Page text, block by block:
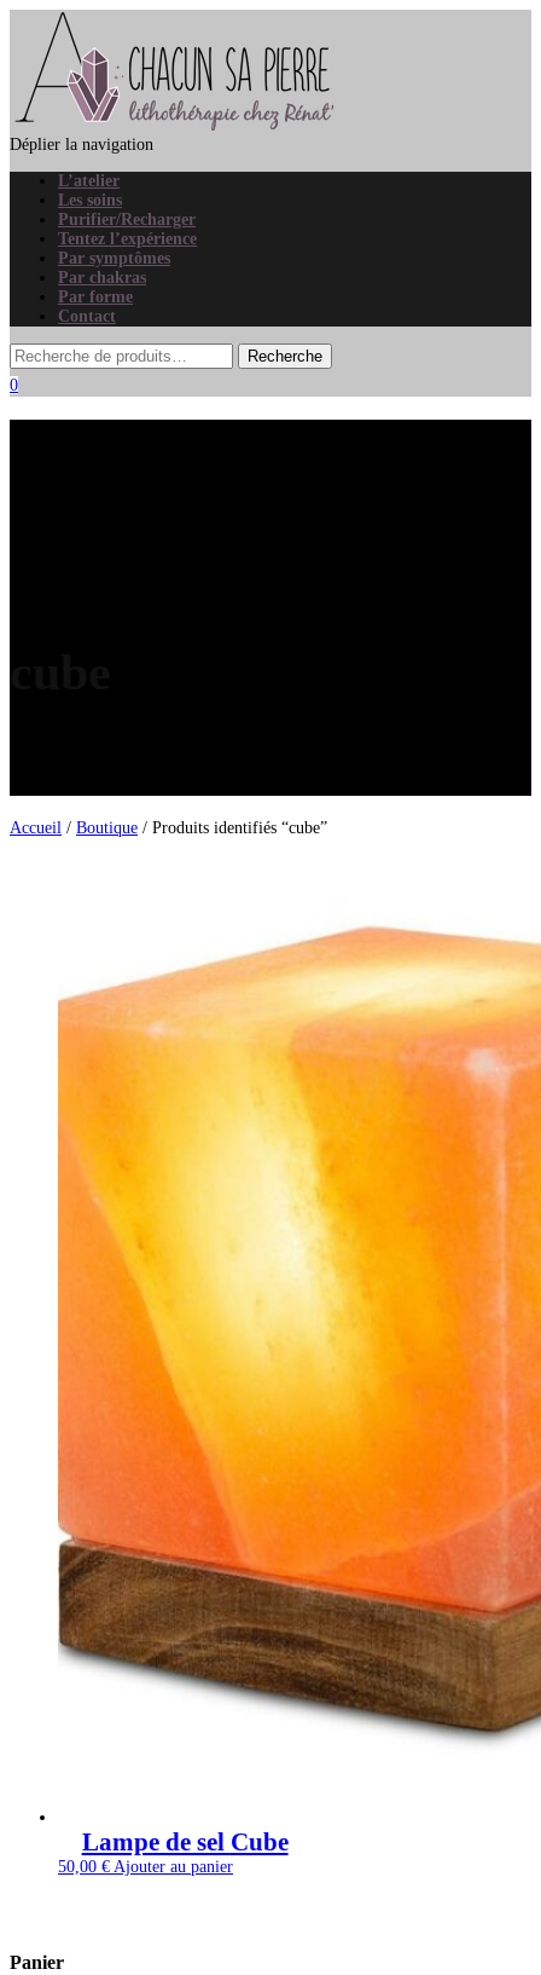
Déplier la navigation
L’atelier
Les soins
Purifier/Recharger
Tentez l’expérience
Par symptômes
Par chakras
Par forme
Contact
0
Accueil / Boutique / Produits identifiés “cube”
Lampe de sel Cube
50,00 € Ajouter au panier
Panier